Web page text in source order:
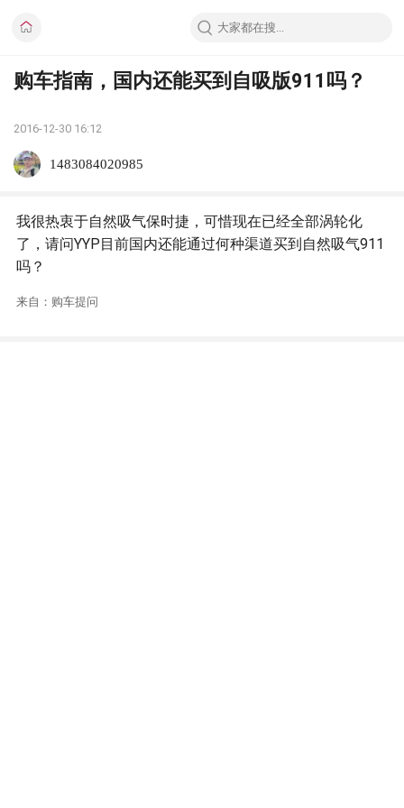
购车指南，国内还能买到自吸版911吗？
2016-12-30 16:12
1483084020985
我很热衷于自然吸气保时捷，可惜现在已经全部涡轮化
了，请问YYP目前国内还能通过何种渠道买到自然吸气911
吗？
来自：购车提问